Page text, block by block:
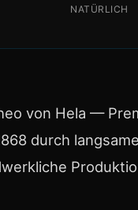
NATÜRLICH
von Hela —
durch